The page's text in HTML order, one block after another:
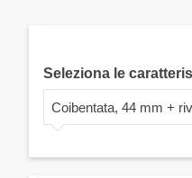
Seleziona le
Coibentata, 44 mm +